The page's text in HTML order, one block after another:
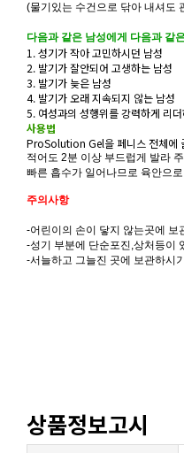
(물기있는 수건으로 닦아 내셔도
다음과 같은 남성에게 다음과 같
1. 성기가 작아 고민하시던 남성
2. 발기가 잘안되어 고생하는 남성
3. 발기가 늦은 남성
4. 발기가 오래 지속되지 않는 남성
5. 여성과의 성행위를 강력하게 리
사용법
ProSolution Gel을 페니스 전체에
적어도 2분 이상 부드럽게 발라
빠른 흡수가 일어나므로 육안으
주의사항
-어린이의 손이 닿지 않는곳에 보
-성기 부분에 단순포진,상처등이
-서늘하고 그늘진 곳에 보관하시
상품정보고시